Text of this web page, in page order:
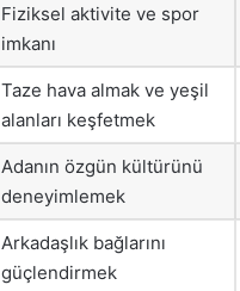
Fiziksel aktivite ve spor
imkanı
Taze hava almak ve yeşil
alanları keşfetmek
Adanın özgün kültürünü
deneyimlemek
Arkadaşlık bağlarını
güçlendirmek